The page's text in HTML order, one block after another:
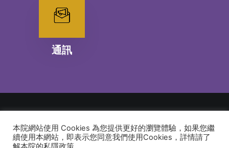
通訊
© 2026 建道神學院Alliance Bible Seminary. All rights reserved
本院網站使用 Cookies 為您提供更好的瀏覽體驗，如果您繼
續使用本網站，即表示您同意我們使用Cookies，詳情請了